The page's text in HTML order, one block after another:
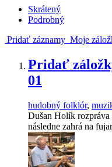
Skrátený
Podrobný
Pridať záznamy Moje
Pridať
01
hudobný folklór,
Dušan Holík
následne zahrá na